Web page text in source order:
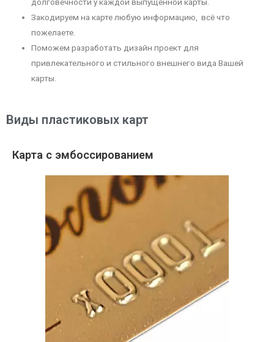
Закодируем на карте любую информацию, всё что
пожелаете.
Поможем разработать дизайн проект для
привлекательного и стильного внешнего вида Вашей
карты.
Виды пластиковых карт
Карта с эмбоссированием